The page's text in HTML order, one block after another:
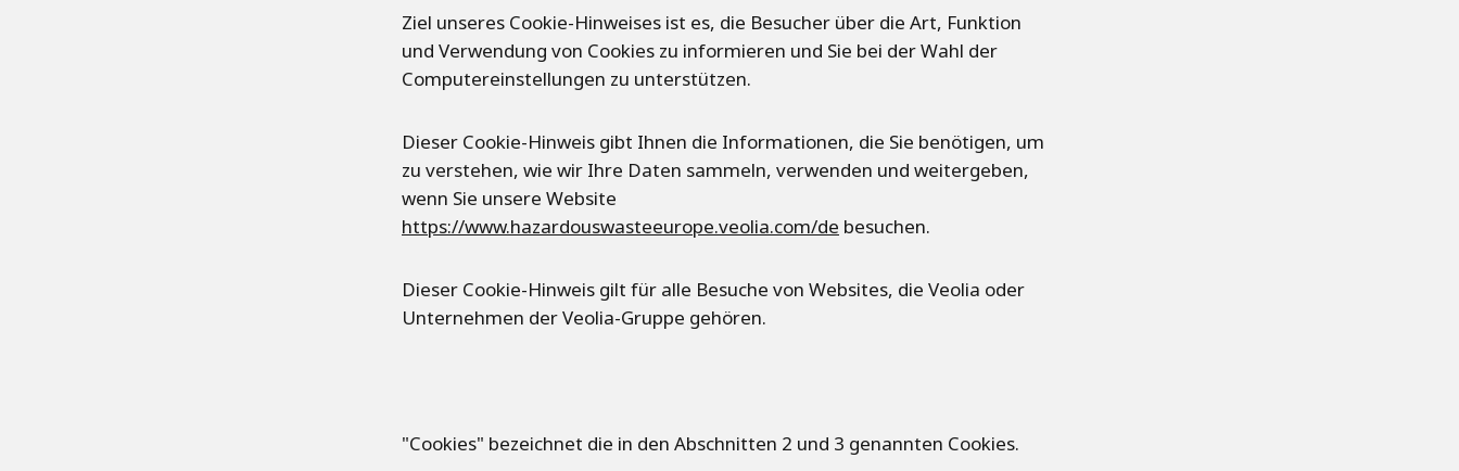
Ziel unseres Cookie-Hinweises ist es, die Besucher über die Art, Funktion
und Verwendung von Cookies zu informieren und Sie bei der Wahl der
Computereinstellungen zu unterstützen.
Dieser Cookie-Hinweis gibt Ihnen die Informationen, die Sie benötigen, um
zu verstehen, wie wir Ihre Daten sammeln, verwenden und weitergeben,
wenn Sie unsere Website
https://www.hazardouswasteeurope.veolia.com/de besuchen.
Dieser Cookie-Hinweis gilt für alle Besuche von Websites, die Veolia oder
Unternehmen der Veolia-Gruppe gehören.
"Cookies" bezeichnet die in den Abschnitten 2 und 3 genannten Cookies.